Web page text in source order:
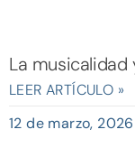
La musicalidad
LEER ARTÍCULO »
12 de marzo, 2026